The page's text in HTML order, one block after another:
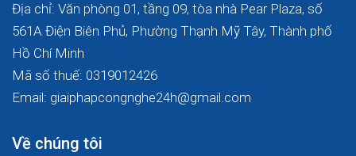
Địa chỉ: Văn phòng 01, tầng 09, tòa nhà Pear Plaza, số
561A Điện Biên Phủ, Phường Thạnh Mỹ Tây, Thành phố
Hồ Chí Minh
Mã số thuế: 0319012426
Email: giaiphapcongnghe24h@gmail.com
Về chúng tôi